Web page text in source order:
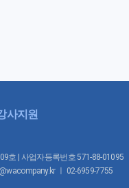
사지원
호 | 사업자등록번호 571-88-01095
ㅣ 02-6959-7755